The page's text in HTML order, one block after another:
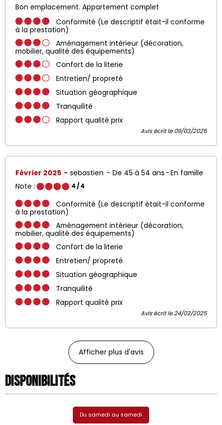
Bon emplacement. Appartement complet
Conformité (Le descriptif était-il conforme
à la prestation)
Aménagement intérieur (décoration,
mobilier, qualité des équipements)
Confort de la literie
Entretien/ propreté
Situation géographique
Tranquilité
Rapport qualité prix
Avis écrit le 09/03/2026
Février 2025 sebastien De 45 à 54 ans
En famille
Note :
4/ 4
Conformité (Le descriptif était-il conforme
à la prestation)
Aménagement intérieur (décoration,
mobilier, qualité des équipements)
Confort de la literie
Entretien/ propreté
Situation géographique
Tranquilité
Rapport qualité prix
Avis écrit le 24/02/2025
Afficher plus d'avis
Disponibilités
Du samedi au samedi